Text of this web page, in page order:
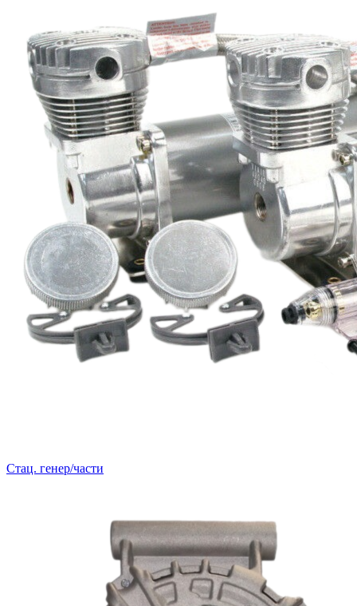
Стац. генер/части